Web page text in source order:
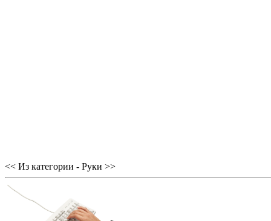
<< Из категории - Руки >>